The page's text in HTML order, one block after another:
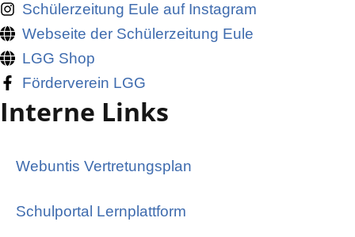
Interne Links
Webuntis Vertretungsplan
Schulportal Lernplattform
Schülerzeitung Eule auf Instagram
Webseite der Schülerzeitung Eule
LGG Shop
Förderverein LGG